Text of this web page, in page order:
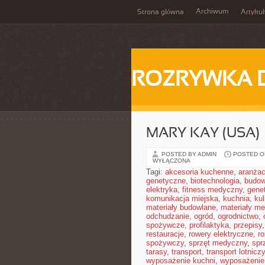
Strona główna Archiwum
ROZRYWKA
MARY KAY (USA)
POSTED BY ADMIN POSTED
WYŁĄCZONA
Tagi: akcesoria kuchenne,
genetyczne, biotechnologia,
elektryka, fitness medyczny,
komunikacja miejska, kuchnia,
materiały budowlane, materiały
odchudzanie, ogród, ogrodnictwo,
spożywcze, profilaktyka, przepisy,
restauracje, rowery elektryczne,
spożywczy, sprzęt medyczny,
tarasy, transport, transport lotniczy
wyposażenie kuchni,